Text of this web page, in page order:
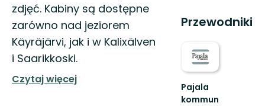
zdjęć. Kabiny są dostępne
zarówno nad jeziorem
Käyräjärvi, jak i w Kalixälven
i Saarikkoski.
Czytaj więcej
Przewodniki
Pajala
kommun